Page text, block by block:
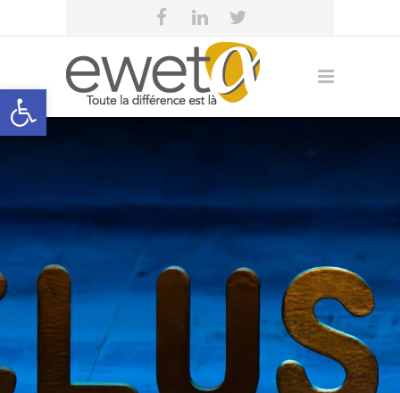
Open toolbar
eweta